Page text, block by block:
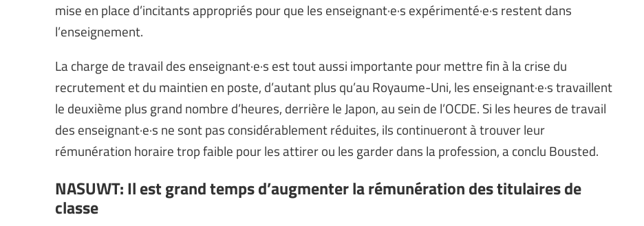
mise en place d’incitants appropriés pour que les enseignant·e·s expérimenté·e·s restent dans
l’enseignement.
La charge de travail des enseignant·e·s est tout aussi importante pour mettre fin à la crise du
recrutement et du maintien en poste, d’autant plus qu’au Royaume-Uni, les enseignant·e·s travaillent
le deuxième plus grand nombre d’heures, derrière le Japon, au sein de l’OCDE. Si les heures de travail
des enseignant·e·s ne sont pas considérablement réduites, ils continueront à trouver leur
rémunération horaire trop faible pour les attirer ou les garder dans la profession, a conclu Bousted.
NASUWT: Il est grand temps d’augmenter la rémunération des titulaires de
classe